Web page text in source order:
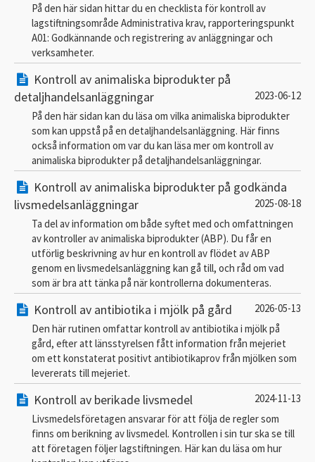
På den här sidan hittar du en checklista för kontroll av
lagstiftningsområde Administrativa krav, rapporteringspunkt
A01: Godkännande och registrering av anläggningar och
verksamheter.
Kontroll av animaliska biprodukter på
detaljhandelsanläggningar
2023-06-12
På den här sidan kan du läsa om vilka animaliska biprodukter
som kan uppstå på en detaljhandelsanläggning. Här finns
också information om var du kan läsa mer om kontroll av
animaliska biprodukter på detaljhandelsanläggningar.
Kontroll av animaliska biprodukter på godkända
livsmedelsanläggningar
2025-08-18
Ta del av information om både syftet med och omfattningen
av kontroller av animaliska biprodukter (ABP). Du får en
utförlig beskrivning av hur en kontroll av flödet av ABP
genom en livsmedelsanläggning kan gå till, och råd om vad
som är bra att tänka på när kontrollerna dokumenteras.
Kontroll av antibiotika i mjölk på gård
2026-05-13
Den här rutinen omfattar kontroll av antibiotika i mjölk på
gård, efter att länsstyrelsen fått information från mejeriet
om ett konstaterat positivt antibiotikaprov från mjölken som
levererats till mejeriet.
Kontroll av berikade livsmedel
2024-11-13
Livsmedelsföretagen ansvarar för att följa de regler som
finns om berikning av livsmedel. Kontrollen i sin tur ska se till
att företagen följer lagstiftningen. Här kan du läsa om hur